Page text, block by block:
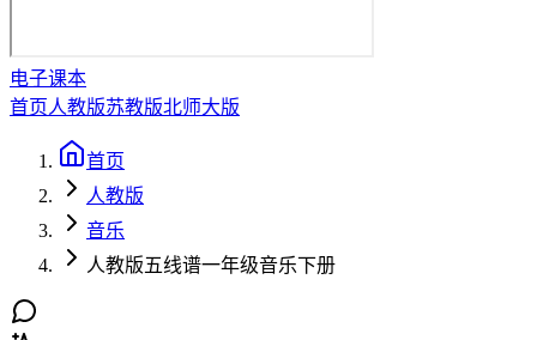
电子课本
首页人教版苏教版北师大版
首页
人教版
音乐
人教版五线谱一年级音乐下册